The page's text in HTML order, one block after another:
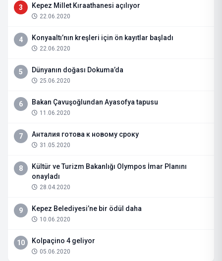
3 Kepez Millet Kıraathanesi açılıyor
22.06.2020
4 Konyaaltı’nın kreşleri için ön kayıtlar başladı
22.06.2020
5 Dünyanın doğası Dokuma’da
25.06.2020
6 Bakan Çavuşoğlundan Ayasofya tapusu
11.06.2020
7 Анталия готова к новому сроку
31.05.2020
8
Kültür ve Turizm Bakanlığı Olympos İmar Planını
onayladı
28.04.2020
9 Kepez Belediyesi’ne bir ödül daha
10.06.2020
10 Kolpaçino 4 geliyor
05.06.2020